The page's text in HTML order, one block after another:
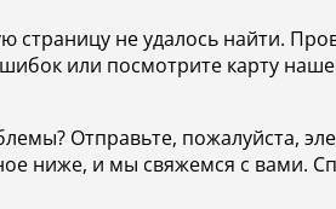
страницу не удалось найти.
или посмотрите карту
Отправьте, пожалуйста,
ниже, и мы свяжемся с вами.